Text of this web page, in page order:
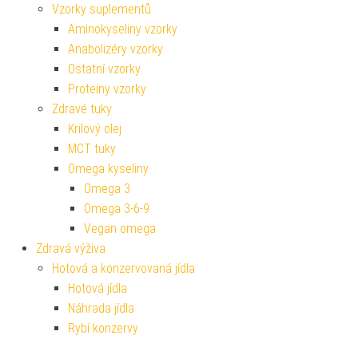
Vzorky suplementů
Aminokyseliny vzorky
Anabolizéry vzorky
Ostatní vzorky
Proteiny vzorky
Zdravé tuky
Krilový olej
MCT tuky
Omega kyseliny
Omega 3
Omega 3-6-9
Vegan omega
Zdravá výživa
Hotová a konzervovaná jídla
Hotová jídla
Náhrada jídla
Rybí konzervy